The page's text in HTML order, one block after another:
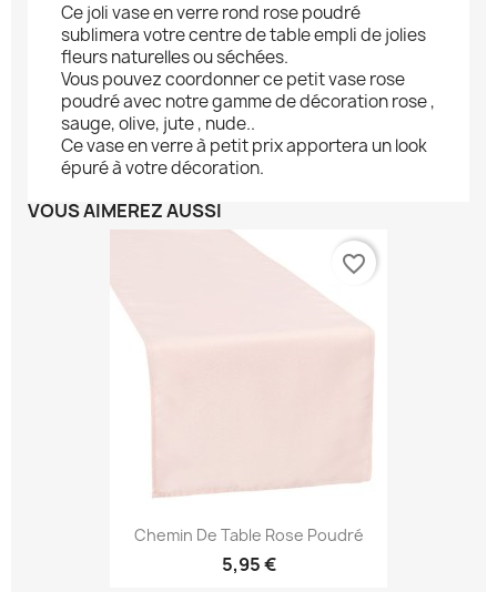
Ce joli vase en verre rond rose poudré
sublimera votre centre de table empli de jolies
fleurs naturelles ou séchées.
Vous pouvez coordonner ce petit vase rose
poudré avec notre gamme de décoration rose ,
sauge, olive, jute , nude..
Ce vase en verre à petit prix apportera un look
épuré à votre décoration.
VOUS AIMEREZ AUSSI
Chemin De Table Rose Poudré
5,95 €
favorite_border